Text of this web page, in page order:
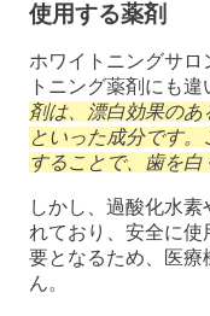
使用する薬剤
ホワイトニングサロ
トニング薬剤にも違
剤は、漂白効果のあ
といった成分です
することで、歯を白
しかし、過酸化水
れており、安全に
要となるため、医療
ん。